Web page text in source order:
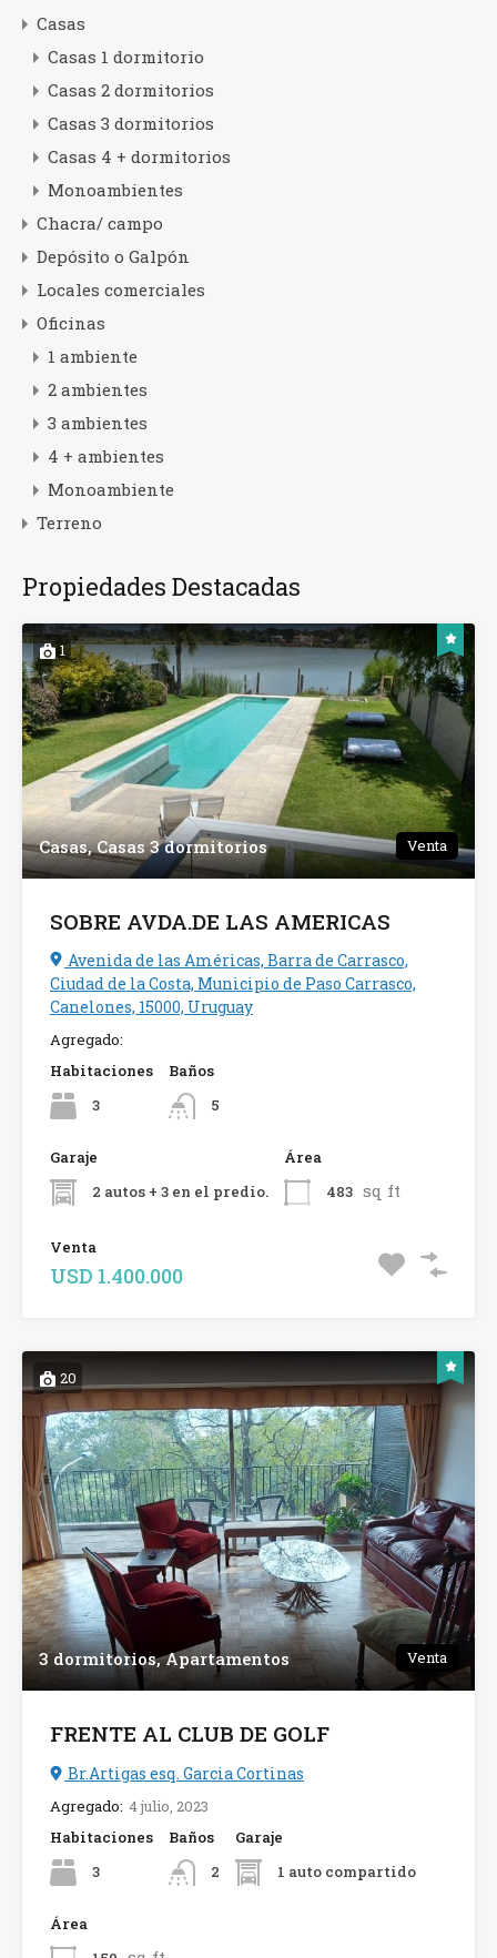
Casas
Casas 1 dormitorio
Casas 2 dormitorios
Casas 3 dormitorios
Casas 4 + dormitorios
Monoambientes
Chacra/ campo
Depósito o Galpón
Locales comerciales
Oficinas
1 ambiente
2 ambientes
3 ambientes
4 + ambientes
Monoambiente
Terreno
Propiedades Destacadas
1
Casas, Casas 3 dormitorios Venta
SOBRE AVDA.DE LAS AMERICAS
Avenida de las Américas, Barra de Carrasco,
Ciudad de la Costa, Municipio de Paso Carrasco,
Canelones, 15000, Uruguay
Agregado:
Habitaciones
3
Baños
5
Garaje
2 autos + 3 en el predio.
Área
483 sq ft
Venta
USD 1.400.000
20
3 dormitorios, Apartamentos Venta
FRENTE AL CLUB DE GOLF
Br.Artigas esq. Garcia Cortinas
Agregado: 4 julio, 2023
Habitaciones
3
Baños
2
Garaje
1 auto compartido
Área